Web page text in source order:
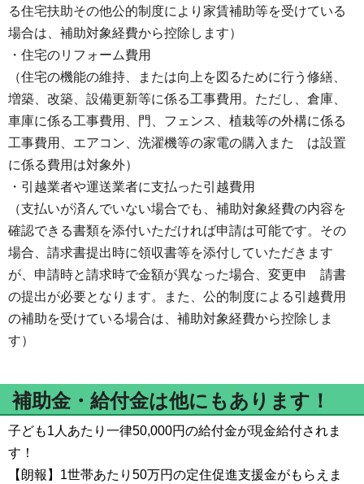
る住宅扶助その他公的制度により家賃補助等を受けている
場合は、補助対象経費から控除します）
・住宅のリフォーム費用
（住宅の機能の維持、または向上を図るために行う修繕、
増築、改築、設備更新等に係る工事費用。ただし、倉庫、
車庫に係る工事費用、門、フェンス、植栽等の外構に係る
工事費用、エアコン、洗濯機等の家電の購入また は設置
に係る費用は対象外）
・引越業者や運送業者に支払った引越費用
（支払いが済んでいない場合でも、補助対象経費の内容を
確認できる書類を添付いただければ申請は可能です。その
場合、請求書提出時に領収書等を添付していただきます
が、申請時と請求時で金額が異なった場合、変更申 請書
の提出が必要となります。また、公的制度による引越費用
の補助を受けている場合は、補助対象経費から控除しま
す）
補助金・給付金は他にもあります！
子ども1人あたり一律50,000円の給付金が現金給付されま
す！
【朗報】1世帯あたり50万円の定住促進支援金がもらえま